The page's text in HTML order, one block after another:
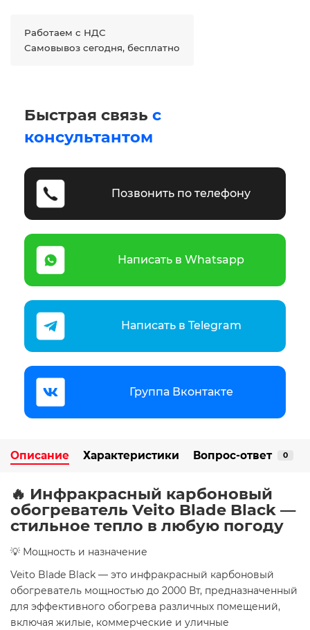
Работаем с НДС
Самовывоз сегодня, бесплатно
Быстрая связь с
консультантом
Позвонить по телефону
Написать в Whatsapp
Написать в Telegram
Группа Вконтакте
Описание Характеристики Вопрос-ответ 0
🔥 Инфракрасный карбоновый
обогреватель Veito Blade Black —
стильное тепло в любую погоду
💡 Мощность и назначение
Veito Blade Black — это инфракрасный карбоновый
обогреватель мощностью до 2000 Вт, предназначенный
для эффективного обогрева различных помещений,
включая жилые, коммерческие и уличные